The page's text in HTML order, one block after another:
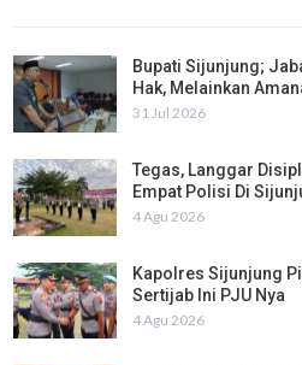
Bupati Sijunjung;
Hak, Melainkan
31 Jul 2026
Tegas, Langgar
Empat Polisi Di
4 Agu 2026
Kapolres Sijunjung
Sertijab Ini PJU Nya
4 Agu 2026